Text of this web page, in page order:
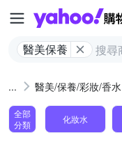
醫美保養
醫美/保養/彩妝/香水
全部
分類
化妝水